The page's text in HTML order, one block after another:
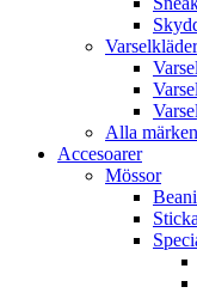
Varselkläder
Alla märken
Accesoarer
Mössor